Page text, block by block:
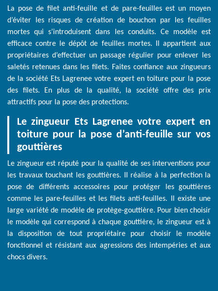
La pose de filet anti-feuille et de pare-feuilles est un moyen
d’éviter les risques de création de bouchon par les feuilles
mortes qui s’introduisent dans les conduits. Ce modèle est
efficace contre le dépôt de feuilles mortes. Il appartient aux
propriétaires d’effectuer un passage régulier pour enlever les
saletés retenues dans les filets. Faites confiance aux zingueurs
de la société Ets Lagrenee votre expert en toiture pour la pose
des filets. En plus de la qualité, la société offre des prix
attractifs pour la pose des protections.
Le zingueur Ets Lagrenee votre expert en
toiture pour la pose d’anti-feuille sur vos
gouttières
Le zingueur est réputé pour la qualité de ses interventions pour
les travaux touchant les gouttières. Il réalise à la perfection la
pose de différents accessoires pour protéger les gouttières
comme les pare-feuilles et les filets anti-feuilles. Il existe une
large variété de modèle de protège-gouttière. Pour bien choisir
le modèle qui correspond à chaque gouttière, le zingueur est à
la disposition de tout propriétaire pour choisir le modèle
fonctionnel et résistant aux agressions des intempéries et aux
chocs divers.